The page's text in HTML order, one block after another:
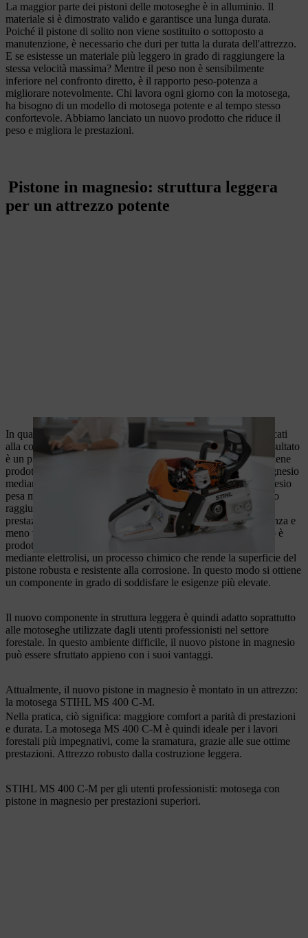
La maggior parte dei pistoni delle motoseghe è in alluminio. Il
materiale si è dimostrato valido e garantisce una lunga durata.
Poiché il pistone di solito non viene sostituito o sottoposto a
manutenzione, è necessario che duri per tutta la durata dell'attrezzo.
E se esistesse un materiale più leggero in grado di raggiungere la
stessa velocità massima? Mentre il peso non è sensibilmente
inferiore nel confronto diretto, è il rapporto peso-potenza a
migliorare notevolmente. Chi lavora ogni giorno con la motosega,
ha bisogno di un modello di motosega potente e al tempo stesso
confortevole. Abbiamo lanciato un nuovo prodotto che riduce il
peso e migliora le prestazioni.
Pistone in magnesio: struttura leggera
per un attrezzo potente
In qualità di pionieri nello sviluppo tecnologico, ci siamo dedicati
alla costruzione di una motosega con componenti leggeri. Il risultato
è un pistone realizzato in una speciale lega di magnesio, che viene
prodotto presso lo stabilimento interno di pressofusione di magnesio
mediante una gestione precisa del processo. Il pistone in magnesio
pesa meno rispetto a un pistone in alluminio e allo stesso tempo
raggiunge una velocità massima superiore. In altre parole,
prestazioni migliori a fronte di un minor peso per unità di potenza e
meno vibrazioni trasmesse all'operatore. Il pistone in magnesio è
prodotto mediante uno speciale processo di fusione e temprato
mediante elettrolisi, un processo chimico che rende la superficie del
pistone robusta e resistente alla corrosione. In questo modo si ottiene
un componente in grado di soddisfare le esigenze più elevate.
Il nuovo componente in struttura leggera è quindi adatto soprattutto
alle motoseghe utilizzate dagli utenti professionisti nel settore
forestale. In questo ambiente difficile, il nuovo pistone in magnesio
può essere sfruttato appieno con i suoi vantaggi.
Attualmente, il nuovo pistone in magnesio è montato in un attrezzo:
la motosega STIHL MS 400 C-M.
Nella pratica, ciò significa: maggiore comfort a parità di prestazioni
e durata. La motosega MS 400 C-M è quindi ideale per i lavori
forestali più impegnativi, come la sramatura, grazie alle sue ottime
prestazioni. Attrezzo robusto dalla costruzione leggera.
STIHL MS 400 C-M per gli utenti professionisti: motosega con
pistone in magnesio per prestazioni superiori.